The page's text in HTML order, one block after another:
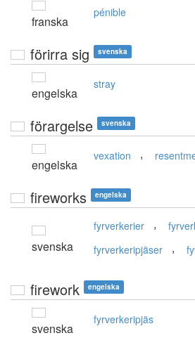
franska
pénible
förirra sig svenska
engelska
stray
förargelse svenska
engelska
vexation ,
fireworks engelska
svenska
fyrverkerier ,
fyrverkeripjäser ,
firework engelska
svenska
fyrverkeripjäs